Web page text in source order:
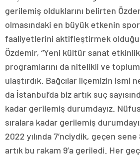
gerilemiş olduklarını belirten
olmasındaki en büyük etkenin
faaliyetlerini aktifleştirmek
Özdemir, “Yeni kültür sanat
programlarını da nitelikli ve
ulaştırdık. Bağcılar ilçemizin ismi
da İstanbul’da biz artık suç
kadar gerilemiş durumdayız.
sıralara kadar gerilemiş
2022 yılında 7’nciydik, geçen
artık bu rakam 9’a geriledi. Her